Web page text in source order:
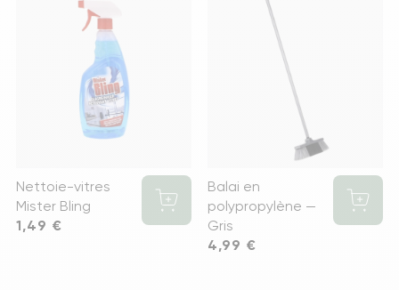
Nettoie-vitres
Mister Bling
Prix
1,49 €
Balai en
polypropylène —
Gris
Prix
4,99 €